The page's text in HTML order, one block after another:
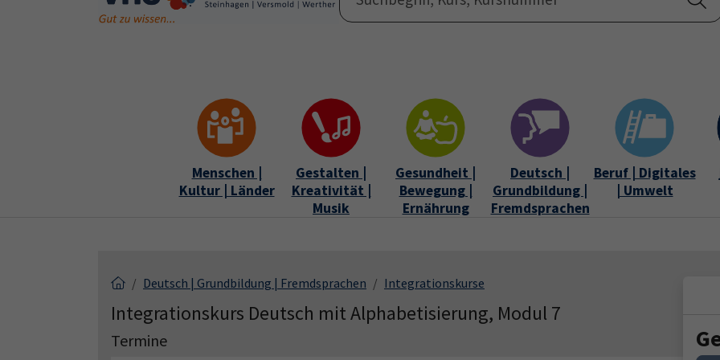
Skip to main content
Menschen |
Kultur | Länder
Gestalten |
Kreativität |
Musik
Gesundheit |
Bewegung |
Ernährung
Deutsch |
Grundbildung |
Fremdsprachen
Beruf | Digitales
| Umwelt
Deutsch | Grundbildung | Fremdsprachen Integrationskurse
Integrationskurs Deutsch mit Alphabetisierung, Modul 7
Termine